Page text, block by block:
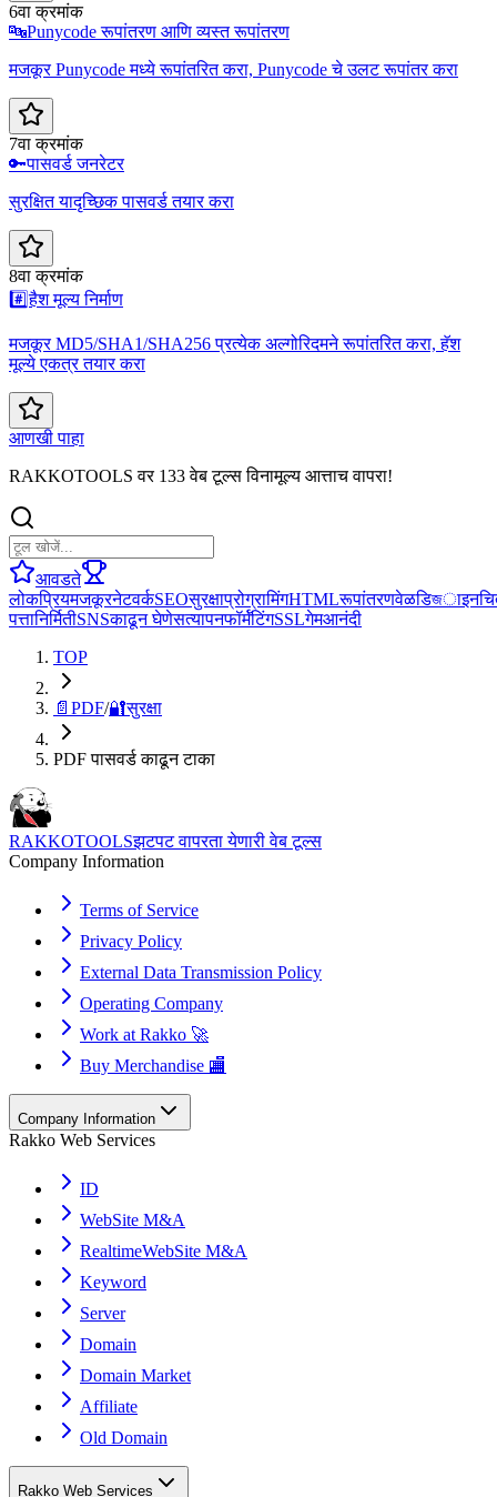
6वा क्रमांक
🔤Punycode रूपांतरण आणि व्यस्त रूपांतरण
मजकूर Punycode मध्ये रूपांतरित करा, Punycode चे उलट रूपांतर करा
7वा क्रमांक
🔑पासवर्ड जनरेटर
सुरक्षित यादृच्छिक पासवर्ड तयार करा
8वा क्रमांक
#️⃣हैश मूल्य निर्माण
मजकूर MD5/SHA1/SHA256 प्रत्येक अल्गोरिदमने रूपांतरित करा, हॅश
मूल्ये एकत्र तयार करा
आणखी पाहा
RAKKOTOOLS वर 133 वेब टूल्स विनामूल्य आत्ताच वापरा!
आवडते
लोकप्रियमजकूरनेटवर्कSEOसुरक्षाप्रोग्रामिंगHTMLरूपांतरणवेळडिজाइन
पत्तानिर्मितीSNSकाढून घेणेसत्यापनफॉर्मॅटिंगSSLगेमआनंदी
TOP
📄 PDF/🔐सुरक्षा
PDF पासवर्ड काढून टाका
RAKKOTOOLSझटपट वापरता येणारी वेब टूल्स
Company Information
Terms of Service
Privacy Policy
External Data Transmission Policy
Operating Company
Work at Rakko 🚀
Buy Merchandise 🏬
Company Information
Rakko Web Services
ID
WebSite M&A
RealtimeWebSite M&A
Keyword
Server
Domain
Domain Market
Affiliate
Old Domain
Rakko Web Services